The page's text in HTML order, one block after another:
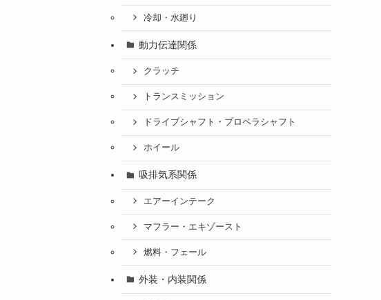
冷却・水廻り
動力伝達関係
クラッチ
トランスミッション
ドライブシャフト・プロペラシャフト
ホイール
吸排気系関係
エアーインテーク
マフラー・エキゾースト
燃料・フェール
外装・内装関係